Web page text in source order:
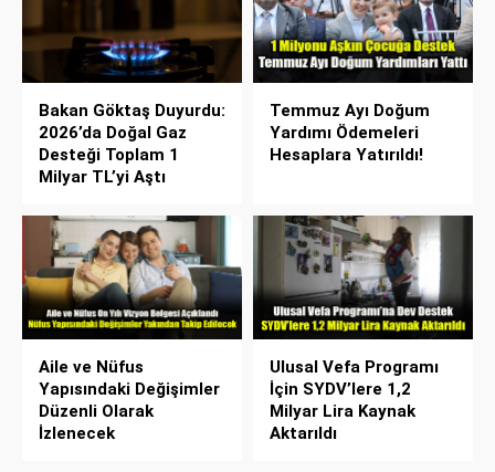
Bakan Göktaş Duyurdu:
2026’da Doğal Gaz
Desteği Toplam 1
Milyar TL’yi Aştı
Temmuz Ayı Doğum
Yardımı Ödemeleri
Hesaplara Yatırıldı!
Aile ve Nüfus
Yapısındaki Değişimler
Düzenli Olarak
İzlenecek
Ulusal Vefa Programı
İçin SYDV’lere 1,2
Milyar Lira Kaynak
Aktarıldı